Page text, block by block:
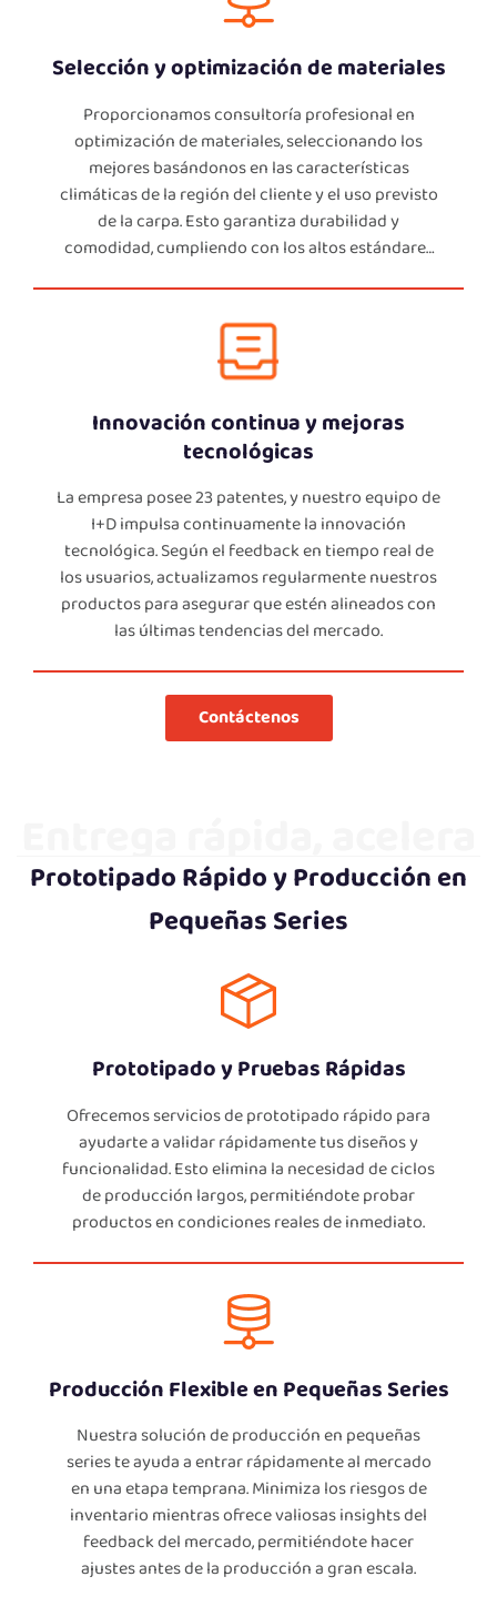
Selección y optimización de materiales
Proporcionamos consultoría profesional en
optimización de materiales, seleccionando los
mejores basándonos en las características
climáticas de la región del cliente y el uso previsto
de la carpa. Esto garantiza durabilidad y
comodidad, cumpliendo con los altos estándares
Innovación continua y mejoras
tecnológicas
La empresa posee 23 patentes, y nuestro equipo de
I+D impulsa continuamente la innovación
tecnológica. Según el feedback en tiempo real de
los usuarios, actualizamos regularmente nuestros
productos para asegurar que estén alineados con
las últimas tendencias del mercado.
Contáctenos
la entrada al mercado
Prototipado Rápido y Producción en
Pequeñas Series
Prototipado y Pruebas Rápidas
Ofrecemos servicios de prototipado rápido para
ayudarte a validar rápidamente tus diseños y
funcionalidad. Esto elimina la necesidad de ciclos
de producción largos, permitiéndote probar
productos en condiciones reales de inmediato.
Producción Flexible en Pequeñas Series
Nuestra solución de producción en pequeñas
series te ayuda a entrar rápidamente al mercado
en una etapa temprana. Minimiza los riesgos de
inventario mientras ofrece valiosas insights del
feedback del mercado, permitiéndote hacer
ajustes antes de la producción a gran escala.